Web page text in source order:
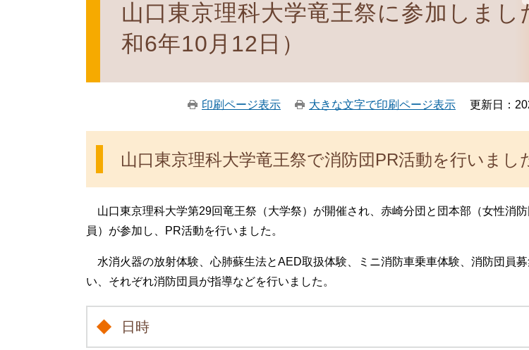
山口東京理科大学竜王祭に参加しまし
和6年10月12日）
印刷ページ表示 大きな文字で印刷ページ表示 更新日：
山口東京理科大学竜王祭で消防団PR活動を行いまし
山口東京理科大学第29回竜王祭（大学祭）が開催され、赤崎分団と団本部（女性消防
員）が参加し、PR活動を行いました。
水消火器の放射体験、心肺蘇生法とAED取扱体験、ミニ消防車乗車体験、消防団員
い、それぞれ消防団員が指導などを行いました。
日時